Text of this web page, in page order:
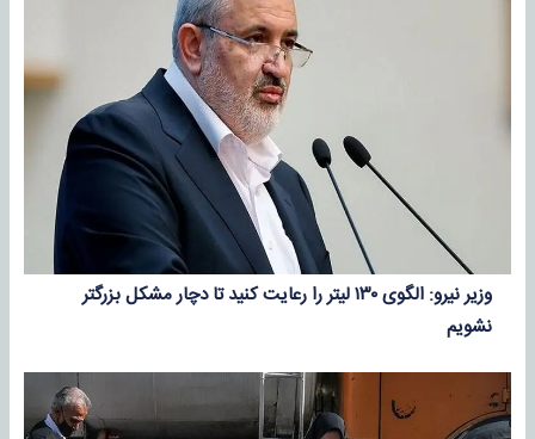
وزیر نیرو: الگوی ۱۳۰ لیتر را رعایت کنید تا دچار مشکل بزرگتر
نشویم